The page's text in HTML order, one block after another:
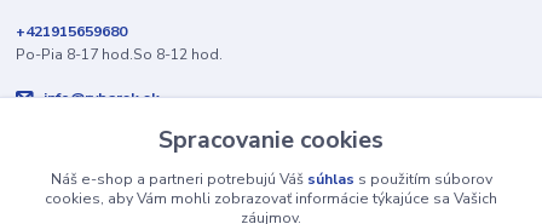
+421915659680
Po-Pia 8-17 hod.So 8-12 hod.
info@rybarsk.sk
Spracovanie cookies
Náš e-shop a partneri potrebujú Váš súhlas s použitím súborov
cookies, aby Vám mohli zobrazovať informácie týkajúce sa Vašich
záujmov.